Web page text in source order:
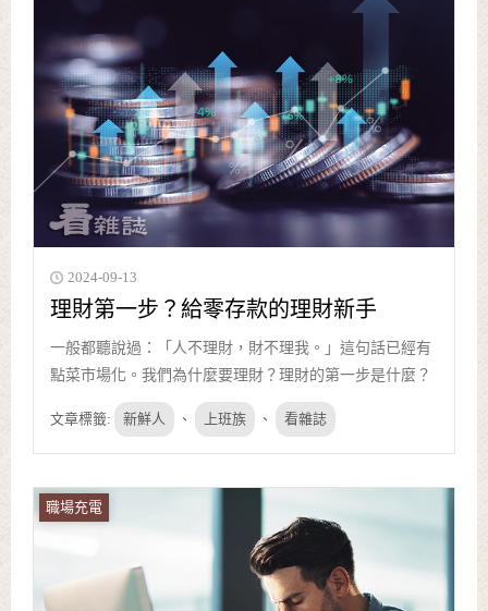
2024-09-13
理財第一步？給零存款的理財新手
一般都聽說過：「人不理財，財不理我。」這句話已經有
點菜市場化。我們為什麼要理財？理財的第一步是什麼？
文章標籤: 新鮮人 、 上班族 、 看雜誌
職場充電